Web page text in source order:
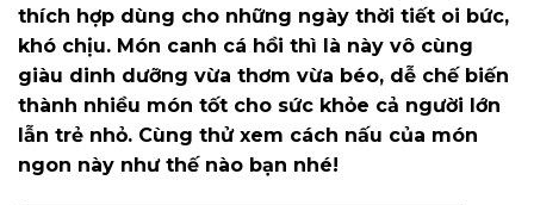
thích hợp dùng cho những ngày thời tiết oi bức,
khó chịu. Món canh cá hồi thì là này vô cùng
giàu dinh dưỡng vừa thơm vừa béo, dễ chế biến
thành nhiều món tốt cho sức khỏe cả người lớn
lẫn trẻ nhỏ. Cùng thử xem cách nấu của món
ngon này như thế nào bạn nhé!